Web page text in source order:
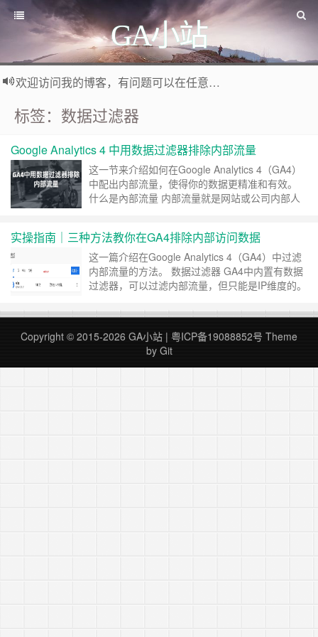
GA小站
欢迎访问我的博客，有问题可以在任意文章底部留言评论
标签：数据过滤器
Google Analytics 4 中用数据过滤器排除内部流量
这一节来介绍如何在Google Analytics 4（GA4）
中配出内部流量，使得你的数据更精准和有效。
什么是內部流量 内部流量就是网站或公司内部人
这部分内部流量排除掉。 如果你是通过手机方你
问，由于手机的IP是动态，这个就比较难排除，但
如果你每次访问的时候是通过……继续阅读 »
实操指南｜三种方法教你在GA4排除内部访问数据
这一篇介绍在Google Analytics 4（GA4）中过滤
内部流量的方法。 数据过滤器 GA4中内置有数据
过滤器，可以过滤内部流量，但只能是IP维度的。
一：选择数据流 在GA4里，点击左下角「管理」
——「媒体资源设置」——「数据收集和修改」
——「数据流」，选择要排除內部流量的数据
流： &n……继续阅读 »
Copyright © 2015-2026 GA小站 | 粤ICP备19088852号 Theme
by Git